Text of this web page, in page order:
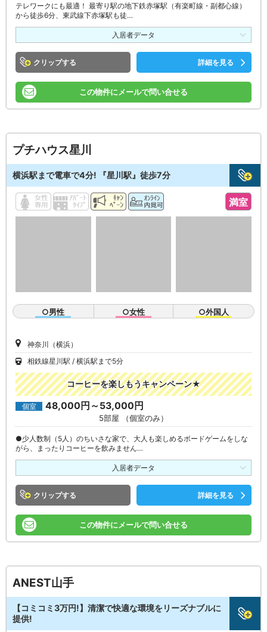
テレワークにも最適！ 最寄り駅の地下鉄赤塚駅（有楽町線・副都心線）
から徒歩6分、東武線下赤塚駅も徒…
入居者データ
クリップ 詳細を見る
この物件にメールで問い合せる
プチハウス星川
横浜駅まで電車で4分! 『星川駅』徒歩7分
満室
○男性 ○女性 ○外国人
神奈川（横浜）
相鉄線星川駅
横浜駅まで5分
コーヒーを楽しもうキャンペーン★
個室 48,000円～53,000円
5部屋 （個室のみ）
●少人数制（5人）のちいさな家で、大人も楽しめるボードゲームをしな
がら、まったりコーヒーを飲みません…
入居者データ
クリップ 詳細を見る
この物件にメールで問い合せる
ANEST山手
【コミコミ3万円!】清潔で快適な環境をリーズナブルに
提供!